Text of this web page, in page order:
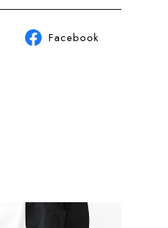
Facebook